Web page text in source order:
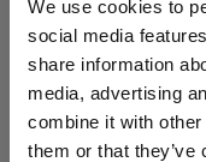
We use cookies to
social media
share information
media, advertising
combine it with
them or that